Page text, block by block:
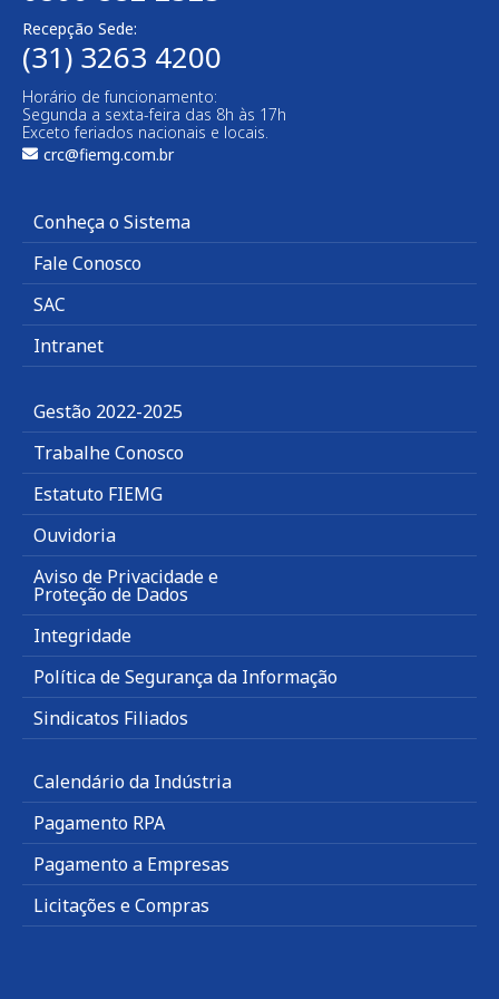
Recepção Sede:
(31) 3263 4200
Horário de funcionamento:
Segunda a sexta-feira das 8h às 17h
Exceto feriados nacionais e locais.
crc@fiemg.com.br
Conheça o Sistema
Fale Conosco
SAC
Intranet
Gestão 2022-2025
Trabalhe Conosco
Estatuto FIEMG
Ouvidoria
Aviso de Privacidade e
Proteção de Dados
Integridade
Política de Segurança da Informação
Sindicatos Filiados
Calendário da Indústria
Pagamento RPA
Pagamento a Empresas
Licitações e Compras